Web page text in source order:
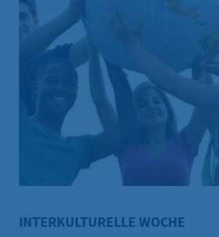
INTERKULTURELLE WOCHE